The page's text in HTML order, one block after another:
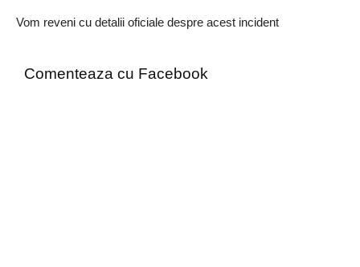
Vom reveni cu detalii oficiale despre acest incident
Comenteaza cu Facebook